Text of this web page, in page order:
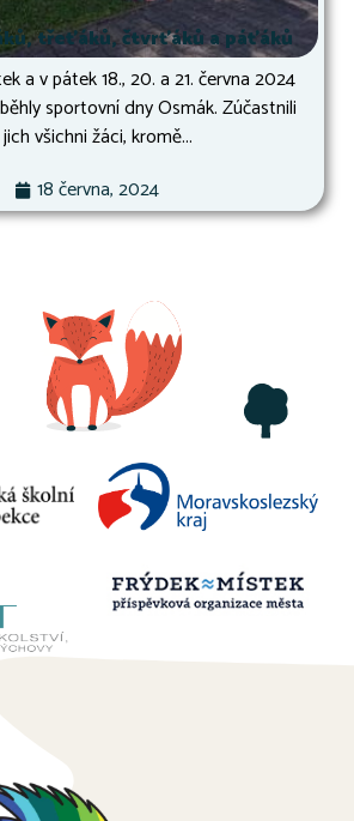
třeťáků, čtvrťáků a páťáků
a v pátek 18., 20. a 21. června 2024
sportovní dny Osmák. Zúčastnili
všichni žáci, kromě...
18 června, 2024